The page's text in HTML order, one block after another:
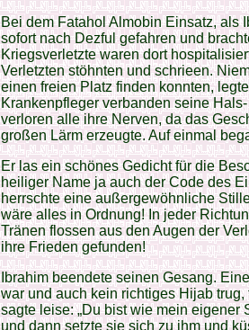
Bei dem Fatahol Almobin Einsatz, als
sofort nach Dezful gefahren und
Kriegsverletzte waren dort
Verletzten stöhnten und schrieen.
einen freien Platz finden konnten,
Krankenpfleger verbanden seine
verloren alle ihre Nerven, da das
großen Lärm erzeugte. Auf einmal
Er las ein schönes Gedicht für die
heiliger Name ja auch der Code des
herrschte eine außergewöhnliche
wäre alles in Ordnung! In jeder
Tränen flossen aus den Augen der
ihre Frieden gefunden!
Ibrahim beendete seinen Gesang.
war und auch kein richtiges Hijab
sagte leise: „Du bist wie mein eigener
und dann setzte sie sich zu ihm und